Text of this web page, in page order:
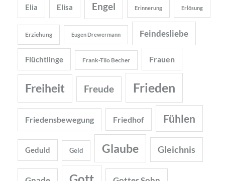
Elia Elisa Engel Erinnerung Erlösung
Erziehung Eugen Drewermann Feindesliebe
Flüchtlinge Frank-Tilo Becher Frauen
Freiheit Freude Frieden
Friedensbewegung Friedhof Fühlen
Geduld Geld Glaube Gleichnis